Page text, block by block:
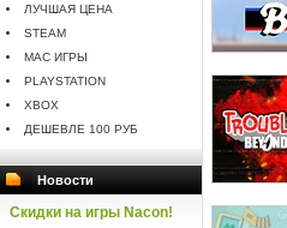
ЛУЧШАЯ ЦЕНА
STEAM
MAC ИГРЫ
PLAYSTATION
XBOX
ДЕШЕВЛЕ 100 РУБ
Новости
Скидки на игры Nacon!